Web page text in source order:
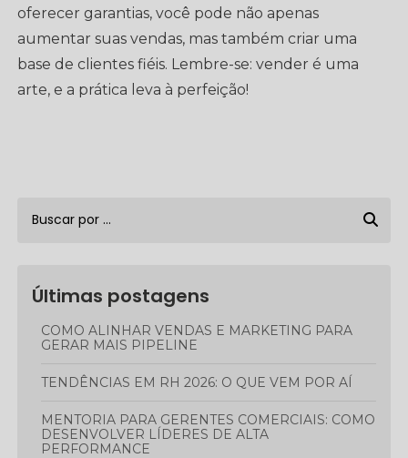
oferecer garantias, você pode não apenas
aumentar suas vendas, mas também criar uma
base de clientes fiéis. Lembre-se: vender é uma
arte, e a prática leva à perfeição!
Últimas postagens
COMO ALINHAR VENDAS E MARKETING PARA
GERAR MAIS PIPELINE
TENDÊNCIAS EM RH 2026: O QUE VEM POR AÍ
MENTORIA PARA GERENTES COMERCIAIS: COMO
DESENVOLVER LÍDERES DE ALTA
PERFORMANCE